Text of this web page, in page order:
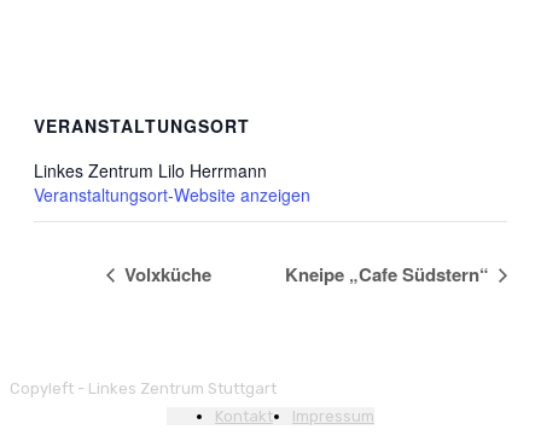
VERANSTALTUNGSORT
Linkes Zentrum Lilo Herrmann
Veranstaltungsort-Website anzeigen
Volxküche Kneipe „Cafe Südstern“
Copyleft - Linkes Zentrum Stuttgart
Kontakt
Impressum